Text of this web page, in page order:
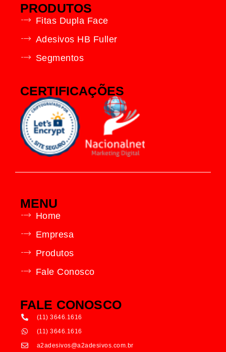
PRODUTOS
Fitas Dupla Face
Adesivos HB Fuller
Segmentos
CERTIFICAÇÕES
MENU
Home
Empresa
Produtos
Fale Conosco
FALE CONOSCO
(11) 3646.1616
(11) 3646.1616
a2adesivos@a2adesivos.com.br